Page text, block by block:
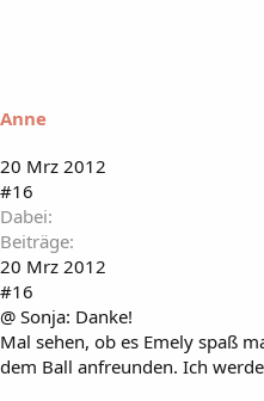
Anne
20 Mrz 2012
#16
Dabei
Beiträge
20 Mrz 2012
#16
@ Sonja: Danke!
Mal sehen, ob es Emely spaß
dem Ball anfreunden. Ich